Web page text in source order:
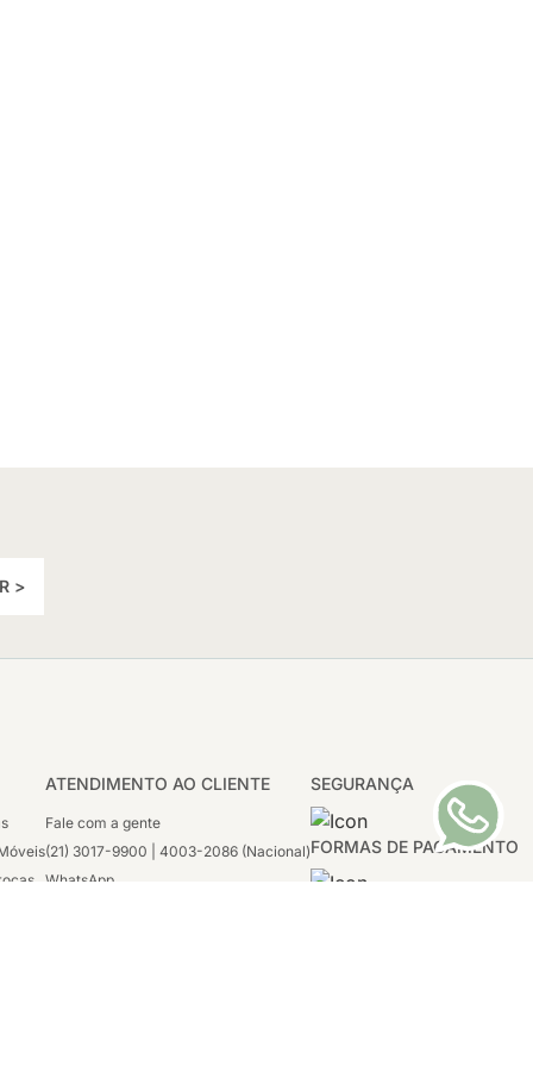
>
SEGURANÇA
FORMAS DE PAGAMENTO
ATENDIMENTO AO CLIENTE
Fale com a gente
(21) 3017-9900 | 4003-2086 (Nacional)
WhatsApp